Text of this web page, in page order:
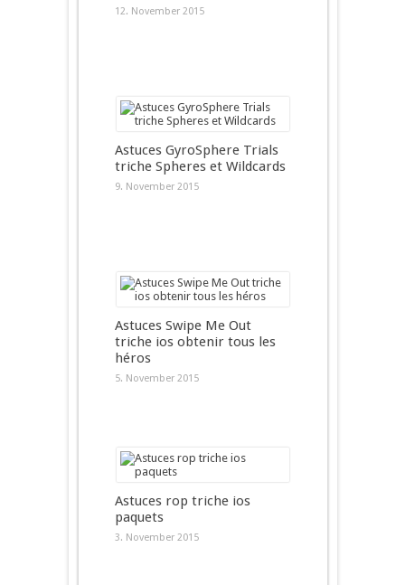
12. November 2015
Astuces GyroSphere Trials
triche Spheres et Wildcards
9. November 2015
Astuces Swipe Me Out
triche ios obtenir tous les
héros
5. November 2015
Astuces rop triche ios
paquets
3. November 2015